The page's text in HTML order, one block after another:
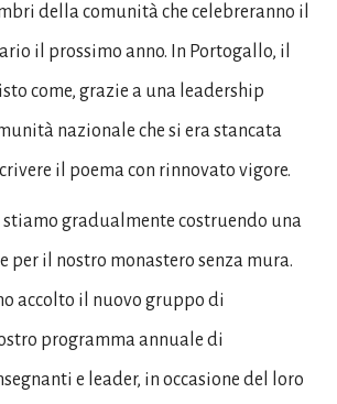
della comunità che celebreranno il
il prossimo anno. In Portogallo, il
come, grazie a una leadership
nazionale che si era stancata
il poema con rinnovato vigore.
stiamo gradualmente costruendo una
per il nostro monastero senza mura.
accolto il nuovo gruppo di
programma annuale di
e leader, in occasione del loro